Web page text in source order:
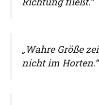
„Wahre Größe
nicht im Horten.“